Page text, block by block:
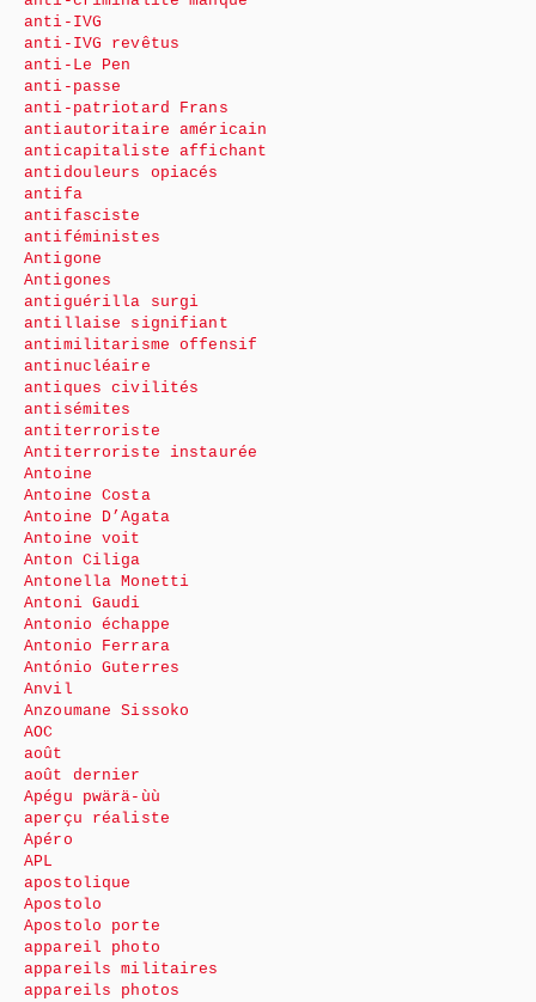
anti-IVG
anti-IVG revêtus
anti-Le Pen
anti-passe
anti-patriotard Frans
antiautoritaire américain
anticapitaliste affichant
antidouleurs opiacés
antifa
antifasciste
antiféministes
Antigone
Antigones
antiguérilla surgi
antillaise signifiant
antimilitarisme offensif
antinucléaire
antiques civilités
antisémites
antiterroriste
Antiterroriste instaurée
Antoine
Antoine Costa
Antoine D’Agata
Antoine voit
Anton Ciliga
Antonella Monetti
Antoni Gaudi
Antonio échappe
Antonio Ferrara
António Guterres
Anvil
Anzoumane Sissoko
AOC
août
août dernier
Apégu pwärä-ùù
aperçu réaliste
Apéro
APL
apostolique
Apostolo
Apostolo porte
appareil photo
appareils militaires
appareils photos